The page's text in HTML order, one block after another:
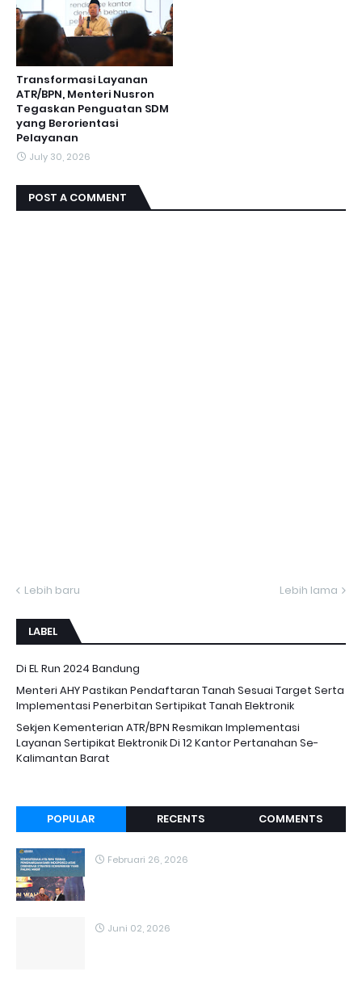
Transformasi Layanan
ATR/BPN, Menteri Nusron
Tegaskan Penguatan SDM
yang Berorientasi
Pelayanan
July 30, 2026
POST A COMMENT
Lebih baru Lebih lama
LABEL
Di EL Run 2024 Bandung
Menteri AHY Pastikan Pendaftaran Tanah Sesuai Target Serta
Implementasi Penerbitan Sertipikat Tanah Elektronik
Sekjen Kementerian ATR/BPN Resmikan Implementasi
Layanan Sertipikat Elektronik Di 12 Kantor Pertanahan Se-
Kalimantan Barat
POPULAR RECENTS COMMENTS
Februari 26, 2026
Juni 02, 2026